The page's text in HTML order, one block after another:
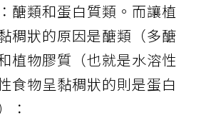
醣類和蛋白質類。而讓植
稠狀的原因是醣類（多醣
植物膠質（也就是水溶性
食物呈黏稠狀的則是蛋白
：